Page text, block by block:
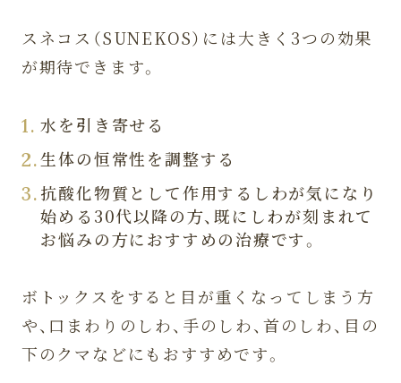
スネコス（SUNEKOS）には大きく3つの効果
が期待できます。
水を引き寄せる
生体の恒常性を調整する
抗酸化物質として作用するしわが気になり
始める30代以降の方、既にしわが刻まれて
お悩みの方におすすめの治療です。
ボトックスをすると目が重くなってしまう方
や、口まわりのしわ、手のしわ、首のしわ、目の
下のクマなどにもおすすめです。